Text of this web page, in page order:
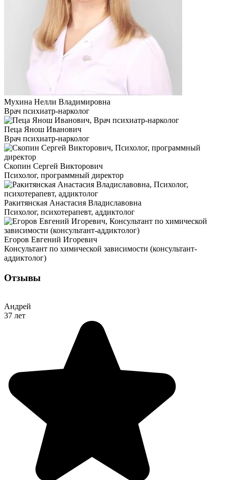
Мухина Нелли Владимировна
Врач психиатр-нарколог
Пеца Янош Иванович
Врач психиатр-нарколог
Скопин Сергей Викторович
Психолог, программный директор
Ракитянская Анастасия Владиславовна
Психолог, психотерапевт, аддиктолог
Егоров Евгений Игоревич
Консультант по химической зависимости (консультант-
аддиктолог)
Отзывы
Андрей
37 лет